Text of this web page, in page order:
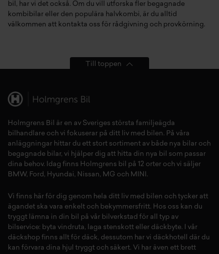
bil, har vi det också. Om du vill utforska fler begagnade
kombibilar eller den populära halvkombi, är du alltid
välkommen att kontakta oss för rådgivning och provkörning.
Till toppen
Holmgrens Bil är en av Sveriges största familjeägda
bilhandlare och vi fokuserar på ditt liv med bilen. På våra
anläggningar hittar du ett stort sortiment av både nya bilar och
begagnade bilar, vi hjälper dig att hitta din nya bil som passar
dina behov. Idag finns Holmgrens bil på 12 orter och vi säljer
BMW, Ford, Hyundai, Nissan , MG och MINI.
Vi finns här för dig genom hela ditt liv med bilen och tycker att
ägandet ska vara enkelt och bekymmersfritt. Hos oss kan du
tryggt lämna in din bil på vår bilverkstad för all typ av
bilservice: byta vindruta, laga stenskott eller däckbyte. I vår
däckshop finns allt för däck, dessutom har vi däckhotell där du
kan förvara dina hjul tryggt och säkert. Vi har även ett brett